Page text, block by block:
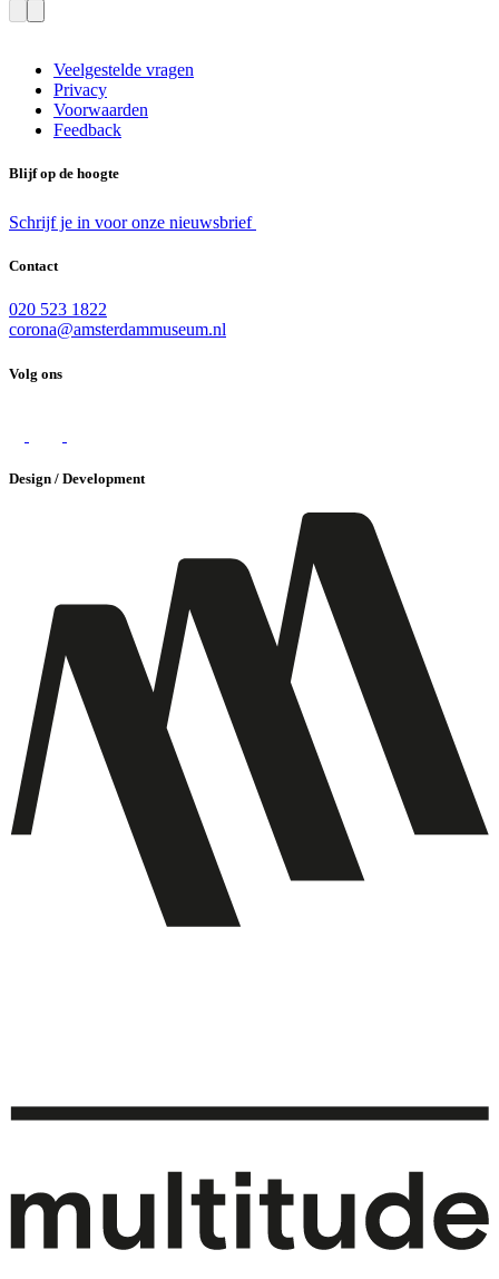
Veelgestelde vragen
Privacy
Voorwaarden
Feedback
Blijf op de hoogte
Schrijf je in voor onze nieuwsbrief
Contact
020 523 1822
corona@amsterdammuseum.nl
Volg ons
Design / Development